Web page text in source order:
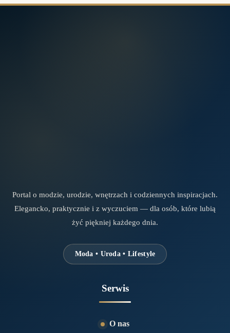
Portal o modzie, urodzie, wnętrzach i codziennych inspiracjach.
Elegancko, praktycznie i z wyczuciem — dla osób, które lubią
żyć piękniej każdego dnia.
Moda • Uroda • Lifestyle
Serwis
O nas